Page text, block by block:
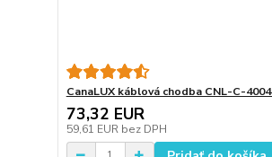
CanaLUX káblová chodba CNL-C-
73,32 EUR
59,61 EUR bez DPH